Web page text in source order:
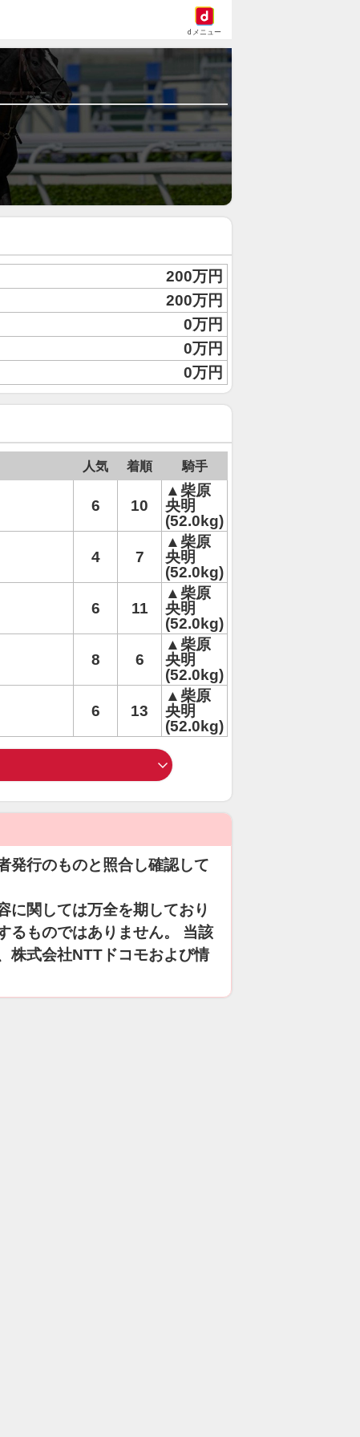
dメニュー
200万円
200万円
0万円
0万円
0万円
人気 着順 騎手
6 10
▲柴原
央明
(52.0kg)
4 7
▲柴原
央明
(52.0kg)
6 11
▲柴原
央明
(52.0kg)
8 6
▲柴原
央明
(52.0kg)
6 13
▲柴原
央明
(52.0kg)
発行のものと照合し確認して
に関しては万全を期しており
るものではありません。 当該
株式会社NTTドコモおよび情